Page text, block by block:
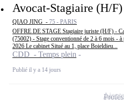
Avocat-Stagiaire (H/F)
QIAO JING - 75 - PARIS
OFFRE DE STAGE Stagiaire juriste (H/F) -
(75002) - Stage conventionné de 2 à 6 mois -
2026 Le cabinet Situé au 1, place Boieldieu...
CDD - Temps plein
Publié il y a 14 jours